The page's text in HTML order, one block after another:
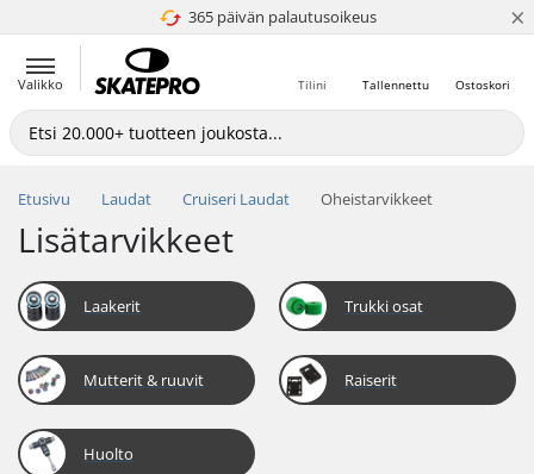
365 päivän palautusoikeus
4.8 / 5 ×
Valikko Ostoskori
Tallennettu
Tilini
Etusivu Laudat Cruiseri Laudat Oheistarvikkeet
Lisätarvikkeet
Laakerit Trukki osat
Mutterit & ruuvit Raiserit
Huolto